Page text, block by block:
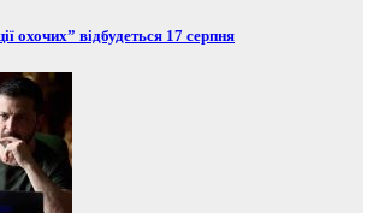
охочих” відбудеться 17 серпня